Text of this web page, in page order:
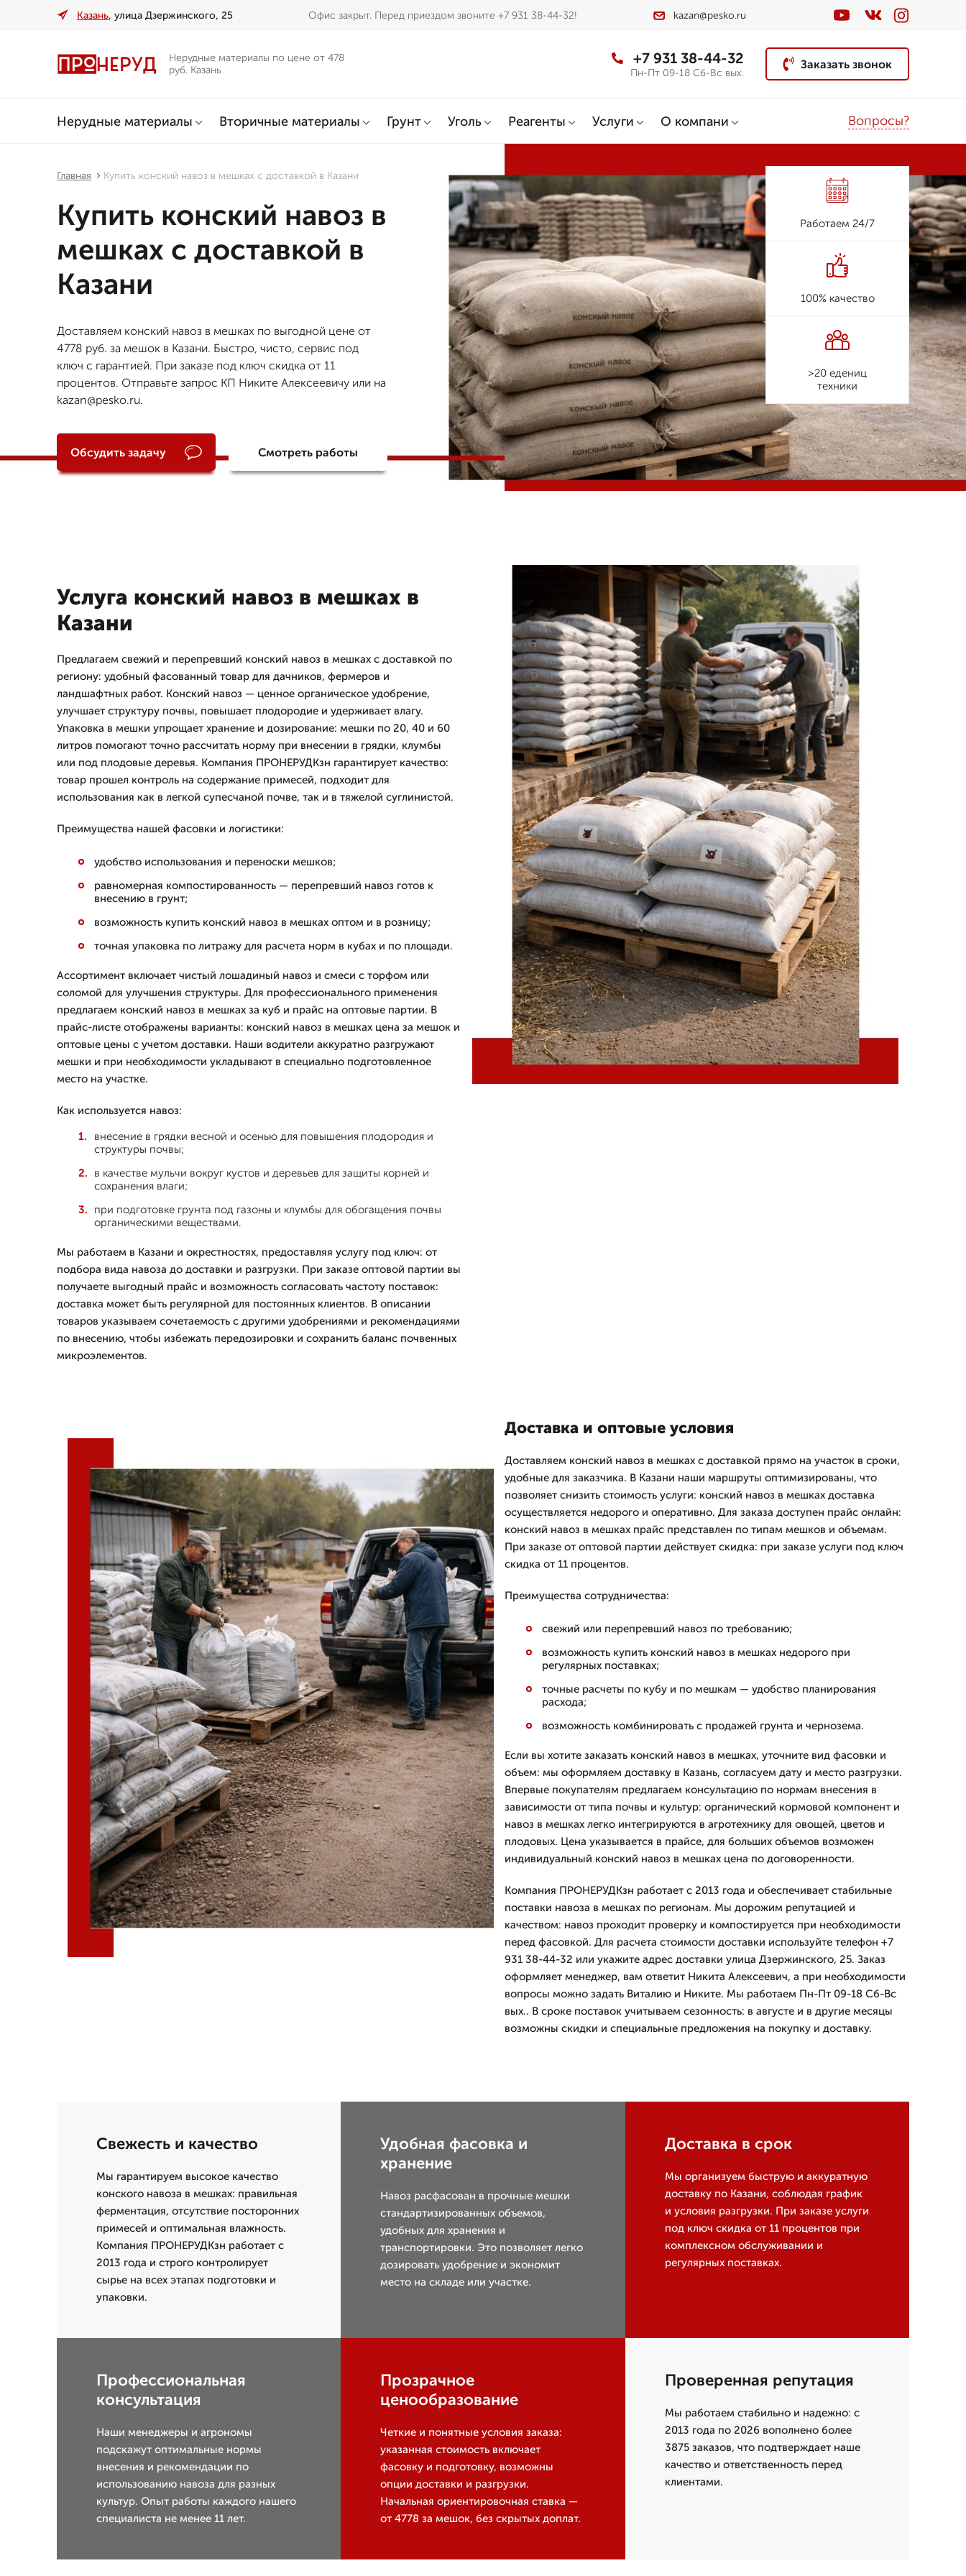
Казань, улица Дзержинского, 25 Офис закрыт. Перед приездом звоните +7 931 38-44-32! kazan@pesko.ru
Нерудные материалы по цене от 478
руб. Казань
+7 931 38-44-32
Пн-Пт 09-18 Сб-Вс вых.
Заказать звонок
Нерудные материалы Вторичные материалы Грунт Уголь Реагенты Услуги О компани Вопросы?
Главная Купить конский навоз в мешках с доставкой в Казани
Купить конский навоз в
мешках с доставкой в
Казани
Доставляем конский навоз в мешках по выгодной цене от
4778 руб. за мешок в Казани. Быстро, чисто, сервис под
ключ с гарантией. При заказе под ключ скидка от 11
процентов. Отправьте запрос КП Никите Алексеевичу или на
kazan@pesko.ru.
Обсудить задачу Смотреть работы
Работаем 24/7
100% качество
>20 едениц
техники
Услуга конский навоз в мешках в
Казани
Предлагаем свежий и перепревший конский навоз в мешках с доставкой по
региону: удобный фасованный товар для дачников, фермеров и
ландшафтных работ. Конский навоз — ценное органическое удобрение,
улучшает структуру почвы, повышает плодородие и удерживает влагу.
Упаковка в мешки упрощает хранение и дозирование: мешки по 20, 40 и 60
литров помогают точно рассчитать норму при внесении в грядки, клумбы
или под плодовые деревья. Компания ПРОНЕРУДКзн гарантирует качество:
товар прошел контроль на содержание примесей, подходит для
использования как в легкой супесчаной почве, так и в тяжелой суглинистой.
Преимущества нашей фасовки и логистики:
удобство использования и переноски мешков;
равномерная компостированность — перепревший навоз готов к
внесению в грунт;
возможность купить конский навоз в мешках оптом и в розницу;
точная упаковка по литражу для расчета норм в кубах и по площади.
Ассортимент включает чистый лошадиный навоз и смеси с торфом или
соломой для улучшения структуры. Для профессионального применения
предлагаем конский навоз в мешках за куб и прайс на оптовые партии. В
прайс-листе отображены варианты: конский навоз в мешках цена за мешок и
оптовые цены с учетом доставки. Наши водители аккуратно разгружают
мешки и при необходимости укладывают в специально подготовленное
место на участке.
Как используется навоз:
внесение в грядки весной и осенью для повышения плодородия и
структуры почвы;
в качестве мульчи вокруг кустов и деревьев для защиты корней и
сохранения влаги;
при подготовке грунта под газоны и клумбы для обогащения почвы
органическими веществами.
Мы работаем в Казани и окрестностях, предоставляя услугу под ключ: от
подбора вида навоза до доставки и разгрузки. При заказе оптовой партии вы
получаете выгодный прайс и возможность согласовать частоту поставок:
доставка может быть регулярной для постоянных клиентов. В описании
товаров указываем сочетаемость с другими удобрениями и рекомендациями
по внесению, чтобы избежать передозировки и сохранить баланс почвенных
микроэлементов.
Доставка и оптовые условия
Доставляем конский навоз в мешках с доставкой прямо на участок в сроки,
удобные для заказчика. В Казани наши маршруты оптимизированы, что
позволяет снизить стоимость услуги: конский навоз в мешках доставка
осуществляется недорого и оперативно. Для заказа доступен прайс онлайн:
конский навоз в мешках прайс представлен по типам мешков и объемам.
При заказе от оптовой партии действует скидка: при заказе услуги под ключ
скидка от 11 процентов.
Преимущества сотрудничества:
свежий или перепревший навоз по требованию;
возможность купить конский навоз в мешках недорого при
регулярных поставках;
точные расчеты по кубу и по мешкам — удобство планирования
расхода;
возможность комбинировать с продажей грунта и чернозема.
Если вы хотите заказать конский навоз в мешках, уточните вид фасовки и
объем: мы оформляем доставку в Казань, согласуем дату и место разгрузки.
Впервые покупателям предлагаем консультацию по нормам внесения в
зависимости от типа почвы и культур: органический кормовой компонент и
навоз в мешках легко интегрируются в агротехнику для овощей, цветов и
плодовых. Цена указывается в прайсе, для больших объемов возможен
индивидуальный конский навоз в мешках цена по договоренности.
Компания ПРОНЕРУДКзн работает с 2013 года и обеспечивает стабильные
поставки навоза в мешках по регионам. Мы дорожим репутацией и
качеством: навоз проходит проверку и компостируется при необходимости
перед фасовкой. Для расчета стоимости доставки используйте телефон +7
931 38-44-32 или укажите адрес доставки улица Дзержинского, 25. Заказ
оформляет менеджер, вам ответит Никита Алексеевич, а при необходимости
вопросы можно задать Виталию и Никите. Мы работаем Пн-Пт 09-18 Сб-Вс
вых.. В сроке поставок учитываем сезонность: в августе и в другие месяцы
возможны скидки и специальные предложения на покупку и доставку.
Свежесть и качество
Мы гарантируем высокое качество
конского навоза в мешках: правильная
ферментация, отсутствие посторонних
примесей и оптимальная влажность.
Компания ПРОНЕРУДКзн работает с
2013 года и строго контролирует
сырье на всех этапах подготовки и
упаковки.
Удобная фасовка и
хранение
Навоз расфасован в прочные мешки
стандартизированных объемов,
удобных для хранения и
транспортировки. Это позволяет легко
дозировать удобрение и экономит
место на складе или участке.
Доставка в срок
Мы организуем быструю и аккуратную
доставку по Казани, соблюдая график
и условия разгрузки. При заказе услуги
под ключ скидка от 11 процентов при
комплексном обслуживании и
регулярных поставках.
Профессиональная
консультация
Наши менеджеры и агрономы
подскажут оптимальные нормы
внесения и рекомендации по
использованию навоза для разных
культур. Опыт работы каждого нашего
специалиста не менее 11 лет.
Прозрачное
ценообразование
Четкие и понятные условия заказа:
указанная стоимость включает
фасовку и подготовку, возможны
опции доставки и разгрузки.
Начальная ориентировочная ставка —
от 4778 за мешок, без скрытых доплат.
Проверенная репутация
Мы работаем стабильно и надежно: с
2013 года по 2026 вополнено более
3875 заказов, что подтверждает наше
качество и ответственность перед
клиентами.